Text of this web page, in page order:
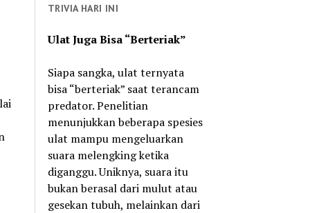
TRIVIA HARI INI
Ulat Juga Bisa “Berteriak”
Siapa sangka, ulat ternyata
bisa “berteriak” saat terancam
predator. Penelitian
menunjukkan beberapa spesies
ulat mampu mengeluarkan
suara melengking ketika
diganggu. Uniknya, suara itu
bukan berasal dari mulut atau
gesekan tubuh, melainkan dari